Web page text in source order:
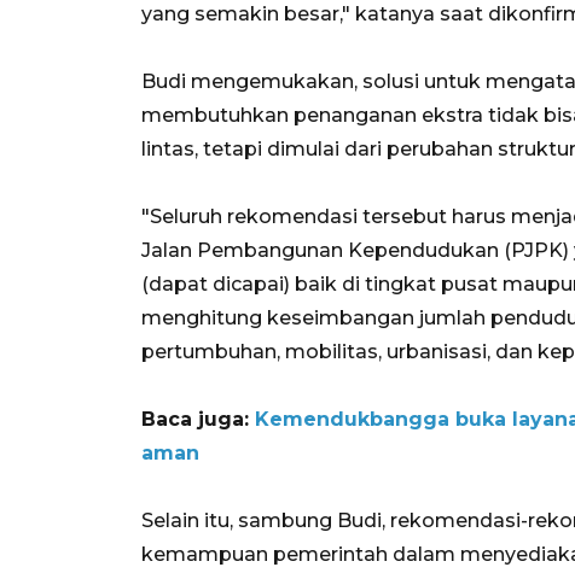
yang semakin besar," katanya saat
Budi mengemukakan, solusi untuk
membutuhkan penanganan ekstra tidak
lintas, tetapi dimulai dari perubahan
"Seluruh rekomendasi tersebut harus
Jalan Pembangunan Kependudukan (PJPK)
(dapat dicapai) baik di tingkat pusat
menghitung keseimbangan jumlah
pertumbuhan, mobilitas, urbanisasi, dan
Baca juga: Kemendukbangga buka
aman
Selain itu, sambung Budi, rekomendasi-
kemampuan pemerintah dalam